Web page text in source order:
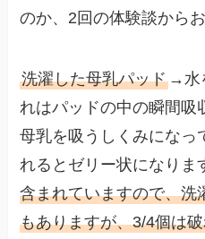
のか、2回の体験談から
洗濯した母乳パッド →水
れはパッドの中の瞬間吸
母乳を吸うしくみになっ
れるとゼリー状になりま
含まれていますので、洗
もありますが、3/4個は